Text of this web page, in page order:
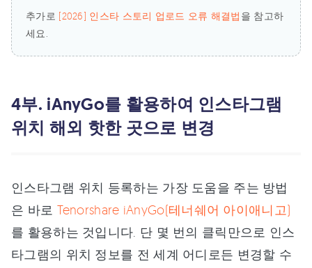
추가로 [2026] 인스타 스토리 업로드 오류 해결법 을 참고하
세요.
4부. iAnyGo를 활용하여 인스타그램
위치 해외 핫한 곳으로 변경
인스타그램 위치 등록하는 가장 도움을 주는 방법
은 바로 Tenorshare iAnyGo(테너쉐어 아이애니고)
를 활용하는 것입니다. 단 몇 번의 클릭만으로 인스
타그램의 위치 정보를 전 세계 어디로든 변경할 수